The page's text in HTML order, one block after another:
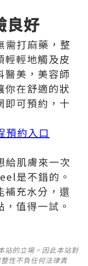
良好
打麻藥，整
輕輕地觸及皮
醫美，美容師
你在舒適的狀
即可預約，十
預約入口
肌膚來一次
是不錯的。
補充水分，還
值得一試。
站的立場。因此本站對
性不負任何法律責